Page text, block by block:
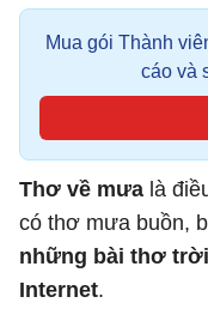
Mua gói Thành
cáo và
Thơ về mưa là
có thơ mưa buồn,
những bài thơ
Internet.